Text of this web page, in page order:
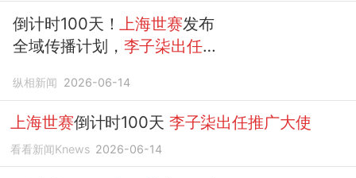
倒计时100天！上海世赛发布
全域传播计划， 李子柒出任推
纵相新闻 2026-06-14
上海世赛倒计时100天 李子柒出任推广大使
看看新闻Knews 2026-06-14